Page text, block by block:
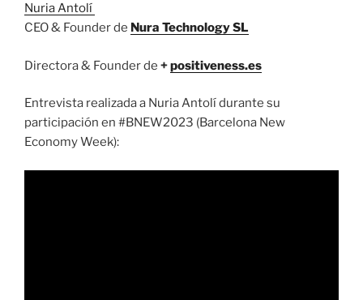
Nuria Antolí
CEO & Founder de Nura Technology SL
Directora & Founder de +positiveness.es
Entrevista realizada a Nuria Antolí durante su
participación en #BNEW2023 (Barcelona New
Economy Week):